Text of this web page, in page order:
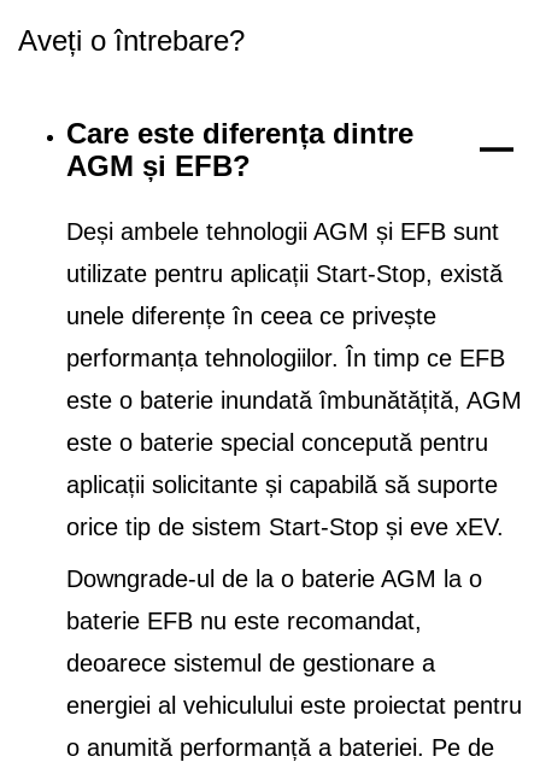
Aveți o întrebare?
Care este diferența dintre
AGM și EFB?
Deși ambele tehnologii AGM și EFB sunt
utilizate pentru aplicații Start-Stop, există
unele diferențe în ceea ce privește
performanța tehnologiilor. În timp ce EFB
este o baterie inundată îmbunătățită, AGM
este o baterie special concepută pentru
aplicații solicitante și capabilă să suporte
orice tip de sistem Start-Stop și eve xEV.
Downgrade-ul de la o baterie AGM la o
baterie EFB nu este recomandat,
deoarece sistemul de gestionare a
energiei al vehiculului este proiectat pentru
o anumită performanță a bateriei. Pe de